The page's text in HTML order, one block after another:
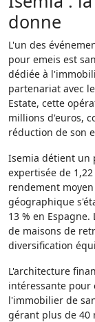
donne
L'un des
pour emeis est
dédiée à
partenariat avec
Estate, cette
millions d'euros,
réduction de son
Isemia détient un
expertisée de
rendement
géographique
13 % en
de maisons de
diversification
L'architecture
intéressante pour
l'immobilier de
gérant plus de 40